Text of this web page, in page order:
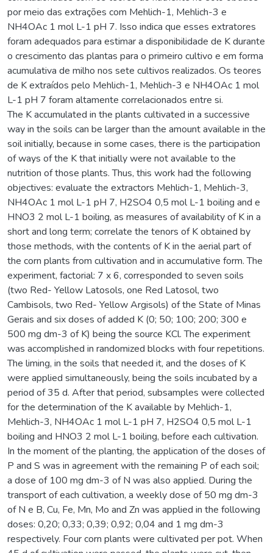
por meio das extrações com Mehlich-1, Mehlich-3 e
NH4OAc 1 mol L-1 pH 7. Isso indica que esses extratores
foram adequados para estimar a disponibilidade de K durante
o crescimento das plantas para o primeiro cultivo e em forma
acumulativa de milho nos sete cultivos realizados. Os teores
de K extraídos pelo Mehlich-1, Mehlich-3 e NH4OAc 1 mol
L-1 pH 7 foram altamente correlacionados entre si.
The K accumulated in the plants cultivated in a successive
way in the soils can be larger than the amount available in the
soil initially, because in some cases, there is the participation
of ways of the K that initially were not available to the
nutrition of those plants. Thus, this work had the following
objectives: evaluate the extractors Mehlich-1, Mehlich-3,
NH4OAc 1 mol L-1 pH 7, H2SO4 0,5 mol L-1 boiling and e
HNO3 2 mol L-1 boiling, as measures of availability of K in a
short and long term; correlate the tenors of K obtained by
those methods, with the contents of K in the aerial part of
the corn plants from cultivation and in accumulative form. The
experiment, factorial: 7 x 6, corresponded to seven soils
(two Red- Yellow Latosols, one Red Latosol, two
Cambisols, two Red- Yellow Argisols) of the State of Minas
Gerais and six doses of added K (0; 50; 100; 200; 300 e
500 mg dm-3 of K) being the source KCl. The experiment
was accomplished in randomized blocks with four repetitions.
The liming, in the soils that needed it, and the doses of K
were applied simultaneously, being the soils incubated by a
period of 35 d. After that period, subsamples were collected
for the determination of the K available by Mehlich-1,
Mehlich-3, NH4OAc 1 mol L-1 pH 7, H2SO4 0,5 mol L-1
boiling and HNO3 2 mol L-1 boiling, before each cultivation.
In the moment of the planting, the application of the doses of
P and S was in agreement with the remaining P of each soil;
a dose of 100 mg dm-3 of N was also applied. During the
transport of each cultivation, a weekly dose of 50 mg dm-3
of N e B, Cu, Fe, Mn, Mo and Zn was applied in the following
doses: 0,20; 0,33; 0,39; 0,92; 0,04 and 1 mg dm-3
respectively. Four corn plants were cultivated per pot. When